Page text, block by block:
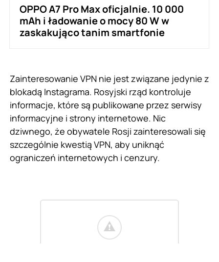
OPPO A7 Pro Max oficjalnie. 10 000
mAh i ładowanie o mocy 80 W w
zaskakująco tanim smartfonie
Zainteresowanie VPN nie jest związane jedynie z
blokadą Instagrama. Rosyjski rząd kontroluje
informacje, które są publikowane przez serwisy
informacyjne i strony internetowe. Nic
dziwnego, że obywatele Rosji zainteresowali się
szczególnie kwestią VPN, aby uniknąć
ograniczeń internetowych i cenzury.